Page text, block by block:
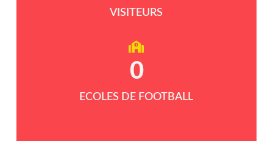
VISITEURS
ECOLES DE FOOTBALL
0